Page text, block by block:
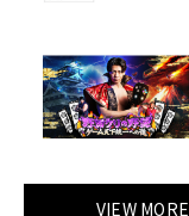
VIEW MORE